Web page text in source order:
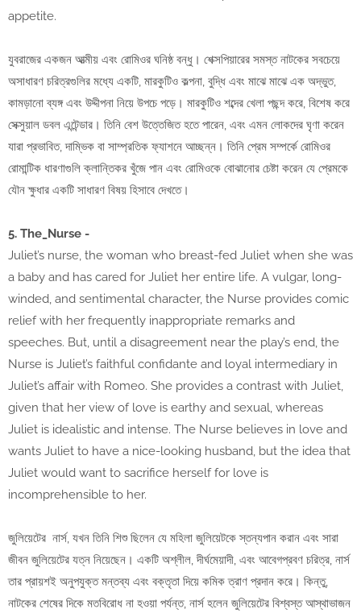
appetite.
যুবরাজের একজন আত্মীয় এবং রোমিওর ঘনিষ্ঠ বন্ধু। শেক্সপিয়ারের সমস্ত নাটকের সবচেয়ে
অসাধারণ চরিত্রগুলির মধ্যে একটি, মারকুটিও কল্পনা, বুদ্ধি এবং মাঝে মাঝে এক অদ্ভুত,
কামড়ানো ব্যঙ্গ এবং উদ্দীপনা নিয়ে উপচে পড়ে। মারকুটিও শব্দের খেলা পছন্দ করে, বিশেষ করে
সেক্সুয়াল ডবল এন্টেন্ডার। তিনি বেশ উত্তেজিত হতে পারেন, এবং এমন লোকদের ঘৃণা করেন
যারা প্রভাবিত, দাম্ভিক বা সাম্প্রতিক ফ্যাশনে আচ্ছন্ন। তিনি প্রেম সম্পর্কে রোমিওর
রোমান্টিক ধারণাগুলি ক্লান্তিকর খুঁজে পান এবং রোমিওকে বোঝানোর চেষ্টা করেন যে প্রেমকে
যৌন ক্ষুধার একটি সাধারণ বিষয় হিসাবে দেখতে।
5. The_Nurse -
Juliet’s nurse, the woman who breast-fed Juliet when she was
a baby and has cared for Juliet her entire life. A vulgar, long-
winded, and sentimental character, the Nurse provides comic
relief with her frequently inappropriate remarks and
speeches. But, until a disagreement near the play’s end, the
Nurse is Juliet’s faithful confidante and loyal intermediary in
Juliet’s affair with Romeo. She provides a contrast with Juliet,
given that her view of love is earthy and sexual, whereas
Juliet is idealistic and intense. The Nurse believes in love and
wants Juliet to have a nice-looking husband, but the idea that
Juliet would want to sacrifice herself for love is
incomprehensible to her.
জুলিয়েটের নার্স, যখন তিনি শিশু ছিলেন যে মহিলা জুলিয়েটকে স্তন্যপান করান এবং সারা
জীবন জুলিয়েটের যত্ন নিয়েছেন। একটি অশ্লীল, দীর্ঘমেয়াদী, এবং আবেগপ্রবণ চরিত্র, নার্স
তার প্রায়শই অনুপযুক্ত মন্তব্য এবং বক্তৃতা দিয়ে কমিক ত্রাণ প্রদান করে। কিন্তু,
নাটকের শেষের দিকে মতবিরোধ না হওয়া পর্যন্ত, নার্স হলেন জুলিয়েটের বিশ্বস্ত আস্থাভাজন